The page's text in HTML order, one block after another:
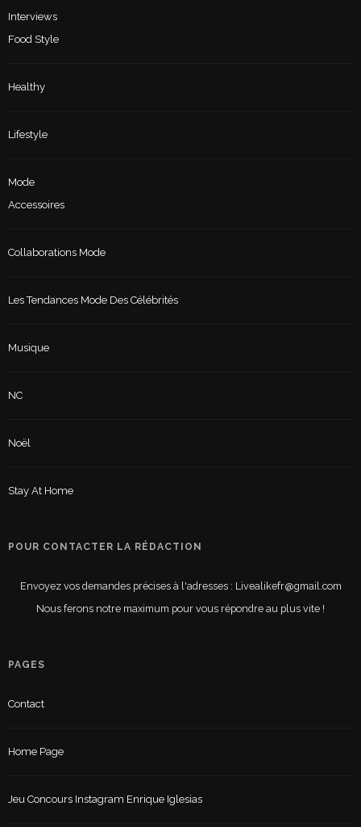
Interviews
Food Style
Healthy
Lifestyle
Mode
Accessoires
Collaborations Mode
Les Tendances Mode Des Célébrités
Musique
NC
Noël
Stay At Home
POUR CONTACTER LA RÉDACTION
Envoyez vos demandes précises à l'adresses : Livealikefr@gmail.com
Nous ferons notre maximum pour vous répondre au plus vite !
PAGES
Contact
Home Page
Jeu Concours Instagram Enrique Iglesias